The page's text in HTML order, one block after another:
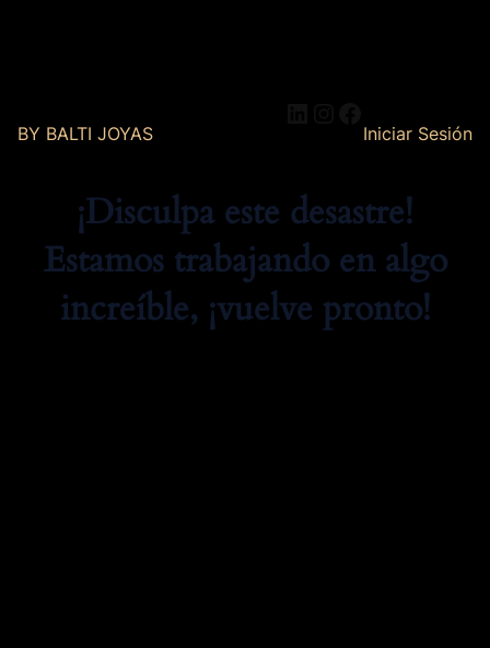
BY BALTI JOYAS Iniciar Sesión
¡Disculpa este desastre!
Estamos trabajando en algo
increíble, ¡vuelve pronto!